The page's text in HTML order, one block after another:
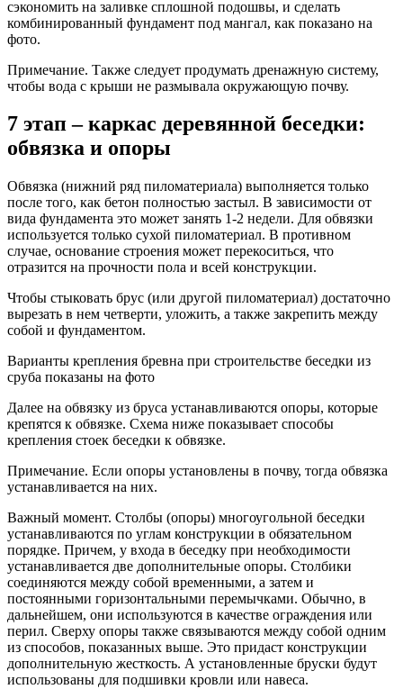
сэкономить на заливке сплошной подошвы, и сделать
комбинированный фундамент под мангал, как показано на
фото.
Примечание. Также следует продумать дренажную систему,
чтобы вода с крыши не размывала окружающую почву.
7 этап – каркас деревянной беседки:
обвязка и опоры
Обвязка (нижний ряд пиломатериала) выполняется только
после того, как бетон полностью застыл. В зависимости от
вида фундамента это может занять 1-2 недели. Для обвязки
используется только сухой пиломатериал. В противном
случае, основание строения может перекоситься, что
отразится на прочности пола и всей конструкции.
Чтобы стыковать брус (или другой пиломатериал) достаточно
вырезать в нем четверти, уложить, а также закрепить между
собой и фундаментом.
Варианты крепления бревна при строительстве беседки из
сруба показаны на фото
Далее на обвязку из бруса устанавливаются опоры, которые
крепятся к обвязке. Схема ниже показывает способы
крепления стоек беседки к обвязке.
Примечание. Если опоры установлены в почву, тогда обвязка
устанавливается на них.
Важный момент. Столбы (опоры) многоугольной беседки
устанавливаются по углам конструкции в обязательном
порядке. Причем, у входа в беседку при необходимости
устанавливается две дополнительные опоры. Столбики
соединяются между собой временными, а затем и
постоянными горизонтальными перемычками. Обычно, в
дальнейшем, они используются в качестве ограждения или
перил. Сверху опоры также связываются между собой одним
из способов, показанных выше. Это придаст конструкции
дополнительную жесткость. А установленные бруски будут
использованы для подшивки кровли или навеса.